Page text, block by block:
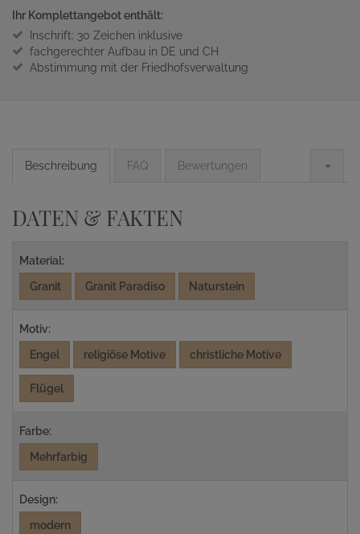
Ihr Komplettangebot enthält:
Inschrift: 30 Zeichen inklusive
fachgerechter Aufbau in DE und CH
Abstimmung mit der Friedhofsverwaltung
Beschreibung FAQ Bewertungen
DATEN & FAKTEN
Material:
Granit
Granit Paradiso Naturstein
Motiv:
Engel
religiöse Motive christliche Motive
Flügel
Farbe:
Mehrfarbig
Design:
modern